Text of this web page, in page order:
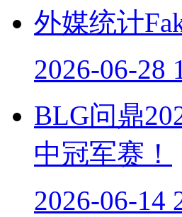
外媒统计
2026-06-28
BLG问鼎
中冠军赛！
2026-06-14